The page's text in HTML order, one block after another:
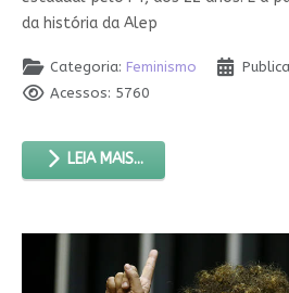
da história da Alep
Categoria: Feminismo
Acessos: 5760
LEIA MAIS...